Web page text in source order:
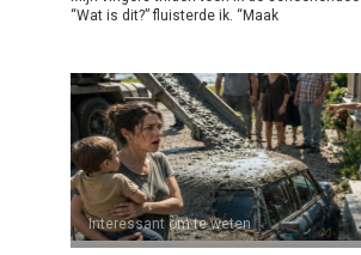
“Wat is dit?” fluisterde ik. “Maak
Interessant om te weten